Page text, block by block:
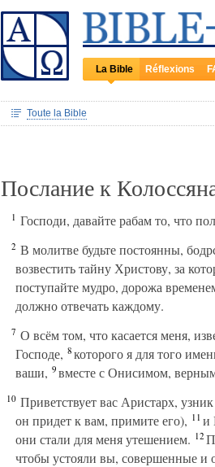
La Bible Réflexions
Toute la Bible
Послание к
1 Господи, давайте рабам то, что
2 В молитве будьте постоянны,
возвестить тайну Христову, за
поступайте мудро, дорожа
должно отвечать каждому.
7 О всём том, что касается меня,
Господе, 8которого я для того
ваши, 9вместе с Онисимом, верным
10 Приветствует вас Аристарх,
он придет к вам, примите его), 11и
они стали для меня утешением. 12
чтобы устояли вы, совершенные и